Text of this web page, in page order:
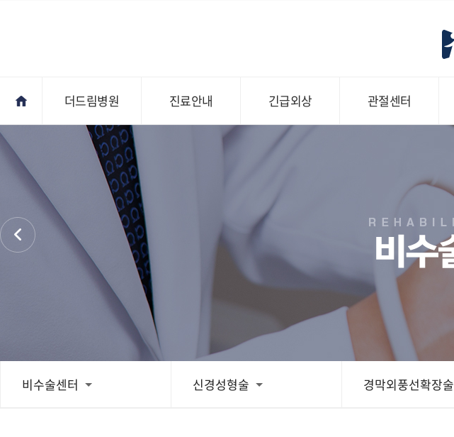
더드림병원 진료안내 긴급외상 관절센터
비수술센터 신경성형술 경막외풍선확장술
오시는길
스피드예약